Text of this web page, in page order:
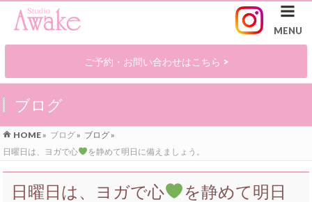
ご予約・お問い合わせはこちら >
ブログ
HOME» ブログ» ブログ»
日曜日は、ヨガで心
を静めて明日に備えましょう。
日曜日は、ヨガで心
を静めて明日